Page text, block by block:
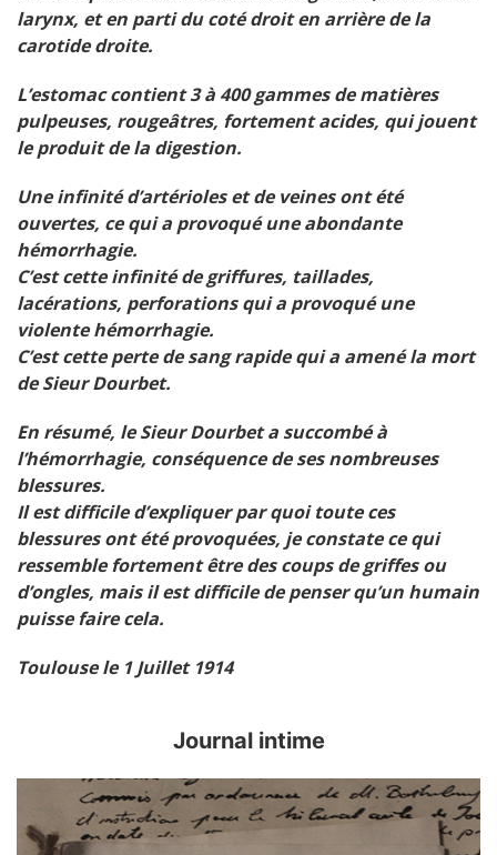
larynx, et en parti du coté droit en arrière de la
carotide droite.
L’estomac contient 3 à 400 gammes de matières
pulpeuses, rougeâtres, fortement acides, qui jouent
le produit de la digestion.
Une infinité d’artérioles et de veines ont été
ouvertes, ce qui a provoqué une abondante
hémorrhagie.
C’est cette infinité de griffures, taillades,
lacérations, perforations qui a provoqué une
violente hémorrhagie.
C’est cette perte de sang rapide qui a amené la mort
de Sieur Dourbet.
En résumé, le Sieur Dourbet a succombé à
l’hémorrhagie, conséquence de ses nombreuses
blessures.
Il est difficile d’expliquer par quoi toute ces
blessures ont été provoquées, je constate ce qui
ressemble fortement être des coups de griffes ou
d’ongles, mais il est difficile de penser qu’un humain
puisse faire cela.
Toulouse le 1 Juillet 1914
Journal intime